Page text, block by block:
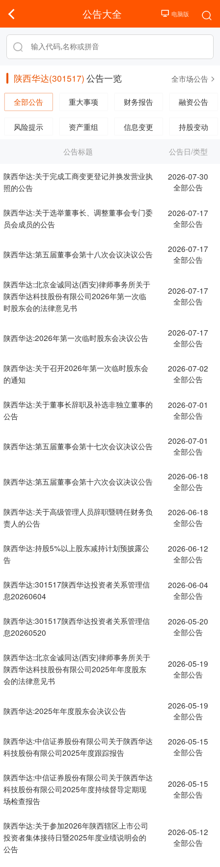
公告大全
陕西华达(301517) 公告一览 全市场公告
全部公告 重大事项 财务报告 融资公告
风险提示 资产重组 信息变更 持股变动
公告标题 公告日/类型
陕西华达:关于完成工商变更登记并换发营业执
照的公告
2026-07-30
全部公告
陕西华达:关于选举董事长、调整董事会专门委
员会成员的公告
2026-07-17
全部公告
陕西华达:第五届董事会第十八次会议决议公告
2026-07-17
全部公告
陕西华达:北京金诚同达(西安)律师事务所关于
陕西华达科技股份有限公司2026年第一次临
时股东会的法律意见书
2026-07-17
全部公告
陕西华达:2026年第一次临时股东会决议公告
2026-07-17
全部公告
陕西华达:关于召开2026年第一次临时股东会
的通知
2026-07-02
全部公告
陕西华达:关于董事长辞职及补选非独立董事的
公告
2026-07-01
全部公告
陕西华达:第五届董事会第十七次会议决议公告
2026-07-01
全部公告
陕西华达:第五届董事会第十六次会议决议公告
2026-06-18
全部公告
陕西华达:关于高级管理人员辞职暨聘任财务负
责人的公告
2026-06-18
全部公告
陕西华达:持股5%以上股东减持计划预披露公
告
2026-06-12
全部公告
陕西华达:301517陕西华达投资者关系管理信
息20260604
2026-06-04
全部公告
陕西华达:301517陕西华达投资者关系管理信
息20260520
2026-05-20
全部公告
陕西华达:北京金诚同达(西安)律师事务所关于
陕西华达科技股份有限公司2025年年度股东
会的法律意见书
2026-05-19
全部公告
陕西华达:2025年年度股东会决议公告
2026-05-19
全部公告
陕西华达:中信证券股份有限公司关于陕西华达
科技股份有限公司2025年度跟踪报告
2026-05-15
全部公告
陕西华达:中信证券股份有限公司关于陕西华达
科技股份有限公司2025年度持续督导定期现
场检查报告
2026-05-15
全部公告
陕西华达:关于参加2026年陕西辖区上市公司
投资者集体接待日暨2025年度业绩说明会的
公告
2026-05-12
全部公告